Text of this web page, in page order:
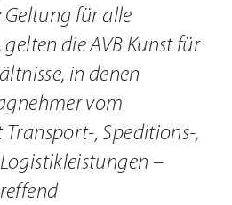
Geltung für alle
die AVB Kunst für
in denen
vom
, Speditions-,
–